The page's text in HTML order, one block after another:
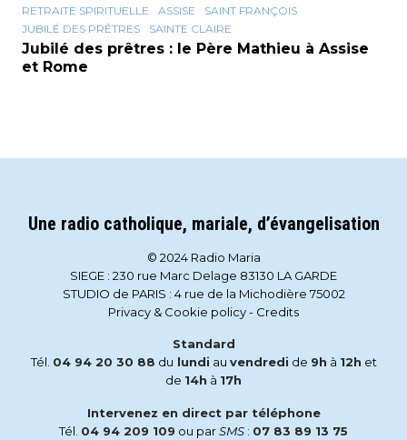
RETRAITE SPIRITUELLE
ASSISE
SAINT FRANÇOIS
JUBILÉ DES PRÊTRES
SAINTE CLAIRE
Jubilé des prêtres : le Père Mathieu à Assise
et Rome
Une radio catholique, mariale, d’évangelisation
© 2024 Radio Maria
SIEGE : 230 rue Marc Delage 83130 LA GARDE
STUDIO de PARIS : 4 rue de la Michodière 75002
Privacy & Cookie policy- Credits
Standard
Tél. 04 94 20 30 88 du lundi au vendredi de 9h à 12h et
de 14h à 17h
Intervenez en direct par téléphone
Tél. 04 94 209 109 ou parSMS : 07 83 89 13 75